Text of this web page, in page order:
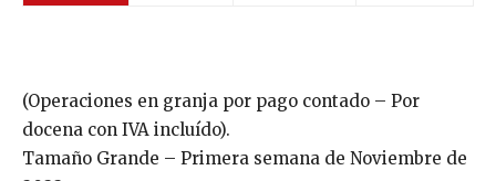
(Operaciones en granja por pago contado – Por
docena con IVA incluído).
Tamaño Grande – Primera semana de Noviembre de